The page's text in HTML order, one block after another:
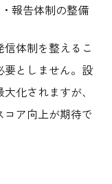
報告体制の整備
体制を整えるこ
要としません。設
化されますが、
コア向上が期待で